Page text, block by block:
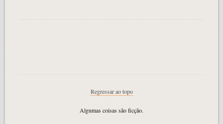
Regressar ao topo
Algumas coisas são ficção.